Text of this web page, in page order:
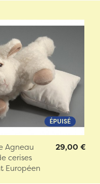
ÉPUISÉ
Agneau
cerises
Européen
29,00 €